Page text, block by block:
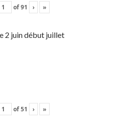
of91 › »
2 juin début juillet
of51 › »